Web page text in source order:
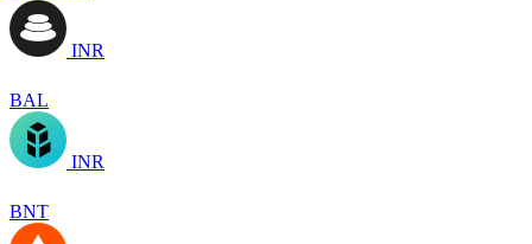
INR
BAL
INR
BNT